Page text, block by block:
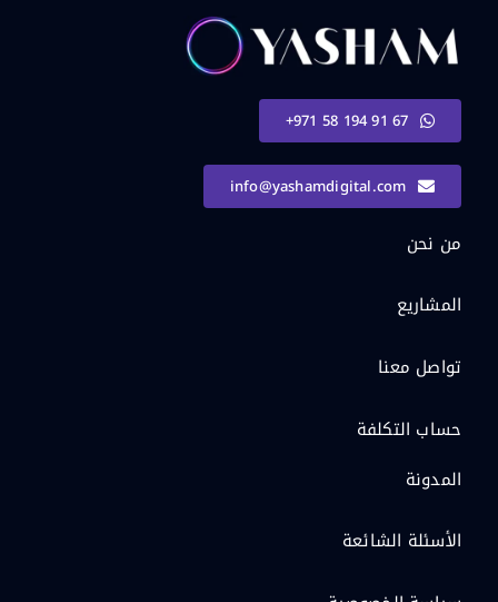
+971 58 194 91 67
info@yashamdigital.com
من نحن
المشاريع
تواصل معنا
حساب التكلفة
المدونة
الأسئلة الشائعة